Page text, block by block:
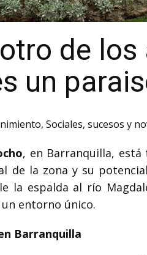
de
un
, Sociales, sucesos y
, en Barranquilla,
de la zona y su
la espalda al río
entorno único.
Barranquilla